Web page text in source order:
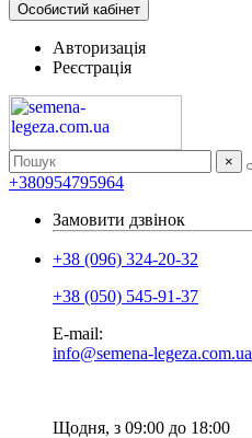
Особистий кабінет
Авторизація
Реєстрація
×
+380954795964
Замовити дзвінок
+38 (096) 324-20-32
+38 (050) 545-91-37
E-mail:
info@semena-legeza.com.ua
Щодня, з 09:00 до 18:00